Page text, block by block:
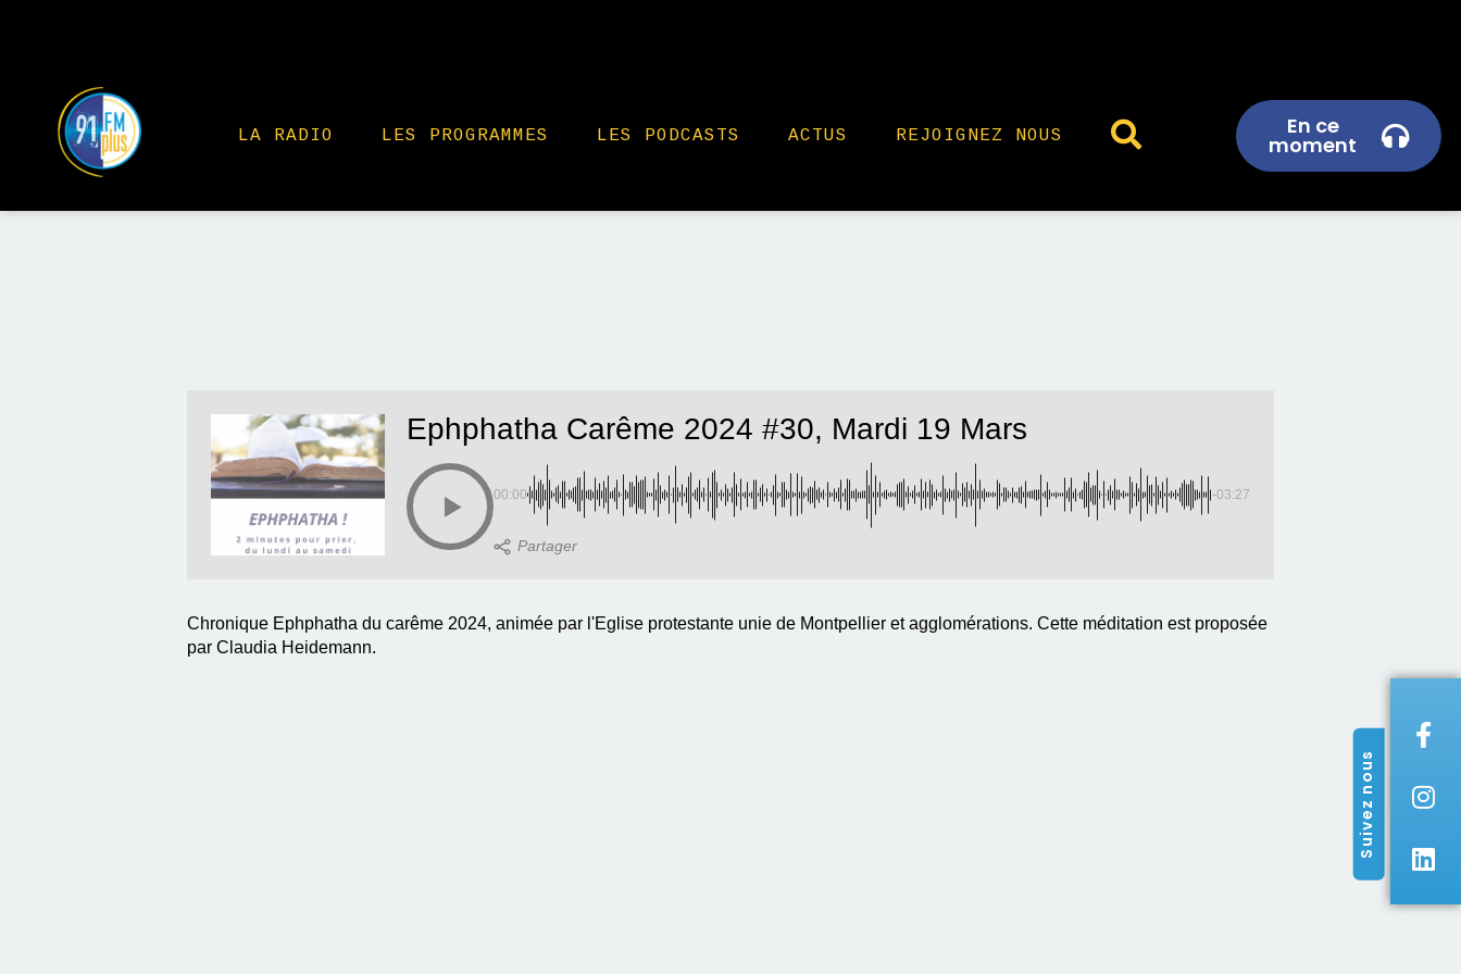
LA RADIO LES PROGRAMMES LES PODCASTS ACTUS REJOIGNEZ NOUS En ce
moment
Suivez nous
Ephphatha Carême 2024 #30, Mardi 19 Mars
00:00 -03:27
Chronique Ephphatha du carême 2024, animée par l'Eglise protestante unie de Montpellier et agglomérations. Cette méditation est proposée
par Claudia Heidemann.